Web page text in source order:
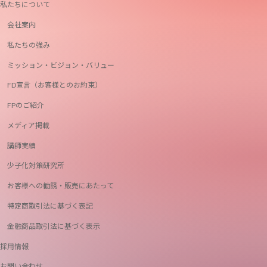
私たちについて
会社案内
私たちの強み
ミッション・ビジョン・バリュー
FD宣言（お客様とのお約束）
FPのご紹介
メディア掲載
講師実績
少子化対策研究所
お客様への勧誘・販売にあたって
特定商取引法に基づく表記
金融商品取引法に基づく表示
採用情報